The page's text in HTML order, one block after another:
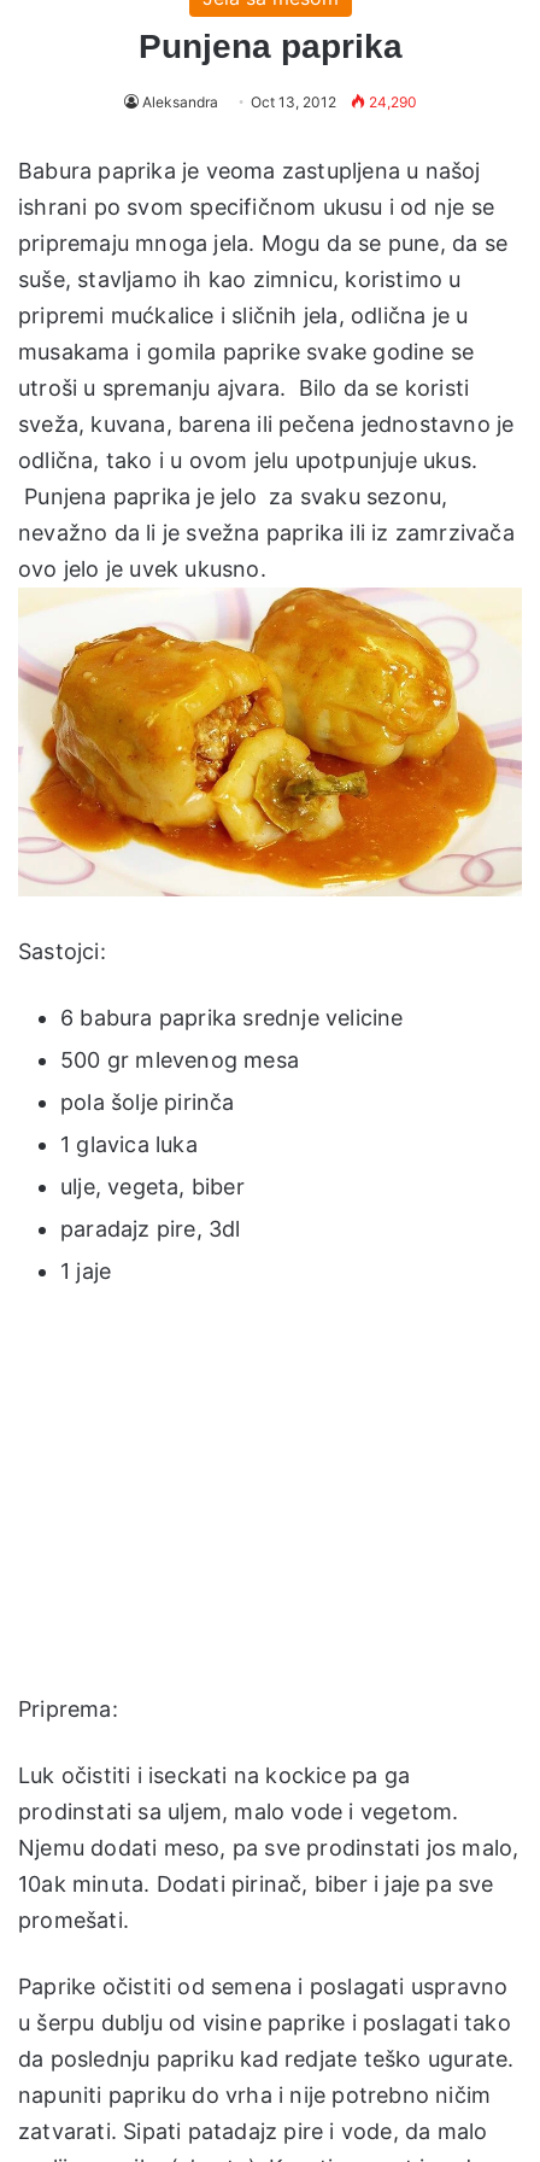
Punjena paprika
Aleksandra Oct 13, 2012 24,290
Babura paprika je veoma zastupljena u našoj
ishrani po svom specifičnom ukusu i od nje se
pripremaju mnoga jela. Mogu da se pune, da se
suše, stavljamo ih kao zimnicu, koristimo u
pripremi mućkalice i sličnih jela, odlična je u
musakama i gomila paprike svake godine se
utroši u spremanju ajvara. Bilo da se koristi
sveža, kuvana, barena ili pečena jednostavno je
odlična, tako i u ovom jelu upotpunjuje ukus.
Punjena paprika je jelo za svaku sezonu,
nevažno da li je svežna paprika ili iz zamrzivača
ovo jelo je uvek ukusno.
Sastojci:
6 babura paprika srednje velicine
500 gr mlevenog mesa
pola šolje pirinča
1 glavica luka
ulje, vegeta, biber
paradajz pire, 3dl
1 jaje
Priprema:
Luk očistiti i iseckati na kockice pa ga
prodinstati sa uljem, malo vode i vegetom.
Njemu dodati meso, pa sve prodinstati jos malo,
10ak minuta. Dodati pirinač, biber i jaje pa sve
promešati.
Paprike očistiti od semena i poslagati uspravno
u šerpu dublju od visine paprike i poslagati tako
da poslednju papriku kad redjate teško ugurate.
napuniti papriku do vrha i nije potrebno ničim
zatvarati. Sipati patadajz pire i vode, da malo